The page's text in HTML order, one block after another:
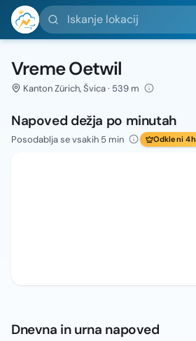
Iskanje lokacij
Vreme Oetwil
Kanton Zürich, Švica · 539 m
Napoved dežja po minutah
Posodablja se vsakih 5 min Odkleni 4h
Dnevna in urna napoved